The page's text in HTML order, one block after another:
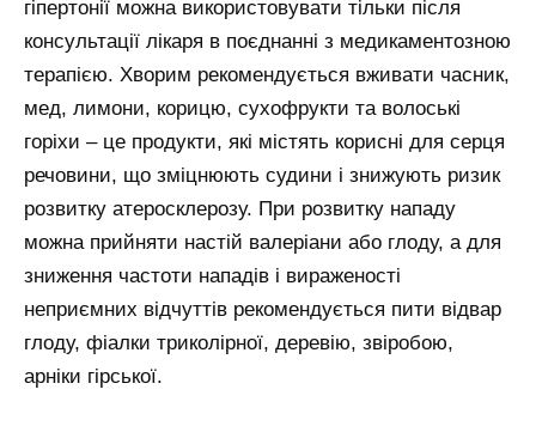
гіпертонії можна використовувати тільки після
консультації лікаря в поєднанні з медикаментозною
терапією. Хворим рекомендується вживати часник,
мед, лимони, корицю, сухофрукти та волоські
горіхи – це продукти, які містять корисні для серця
речовини, що зміцнюють судини і знижують ризик
розвитку атеросклерозу. При розвитку нападу
можна прийняти настій валеріани або глоду, а для
зниження частоти нападів і вираженості
неприємних відчуттів рекомендується пити відвар
глоду, фіалки триколірної, деревію, звіробою,
арніки гірської.